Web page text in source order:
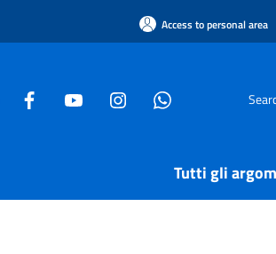
Access to personal area
Tutti gli